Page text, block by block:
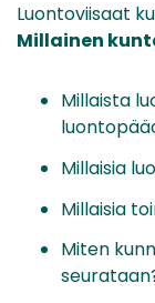
Luontoviisaat
Millainen
Millaista
Millaisia
Millaisia
Miten